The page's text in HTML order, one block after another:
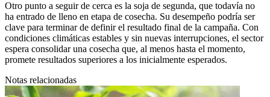
Otro punto a seguir de cerca es la soja de segunda, que todavía no
ha entrado de lleno en etapa de cosecha. Su desempeño podría ser
clave para terminar de definir el resultado final de la campaña. Con
condiciones climáticas estables y sin nuevas interrupciones, el sector
espera consolidar una cosecha que, al menos hasta el momento,
promete resultados superiores a los inicialmente esperados.
Notas relacionadas